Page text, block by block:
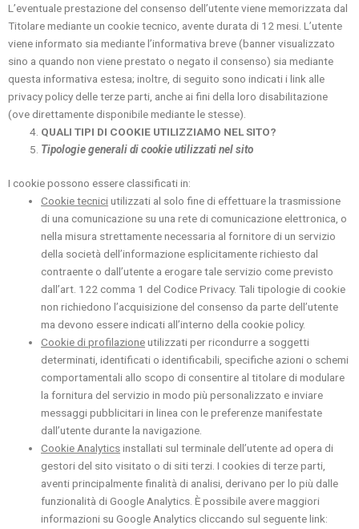
L’eventuale prestazione del consenso dell’utente viene memorizzata dal
Titolare mediante un cookie tecnico, avente durata di 12 mesi. L’utente
viene informato sia mediante l’informativa breve (banner visualizzato
sino a quando non viene prestato o negato il consenso) sia mediante
questa informativa estesa; inoltre, di seguito sono indicati i link alle
privacy policy delle terze parti, anche ai fini della loro disabilitazione
(ove direttamente disponibile mediante le stesse).
QUALI TIPI DI COOKIE UTILIZZIAMO NEL SITO?
Tipologie generali di cookie utilizzati nel sito
I cookie possono essere classificati in:
Cookie tecniciutilizzati al solo fine di effettuare la trasmissione
di una comunicazione su una rete di comunicazione elettronica, o
nella misura strettamente necessaria al fornitore di un servizio
della società dell’informazione esplicitamente richiesto dal
contraente o dall’utente a erogare tale servizio come previsto
dall’art. 122 comma 1 del Codice Privacy. Tali tipologie di cookie
non richiedono l’acquisizione del consenso da parte dell’utente
ma devono essere indicati all’interno della cookie policy.
Cookie di profilazioneutilizzati per ricondurre a soggetti
determinati, identificati o identificabili, specifiche azioni o schemi
comportamentali allo scopo di consentire al titolare di modulare
la fornitura del servizio in modo più personalizzato e inviare
messaggi pubblicitari in linea con le preferenze manifestate
dall’utente durante la navigazione.
Cookie Analyticsinstallati sul terminale dell’utente ad opera di
gestori del sito visitato o di siti terzi. I cookies di terze parti,
aventi principalmente finalità di analisi, derivano per lo più dalle
funzionalità di Google Analytics. È possibile avere maggiori
informazioni su Google Analytics cliccando sul seguente link: